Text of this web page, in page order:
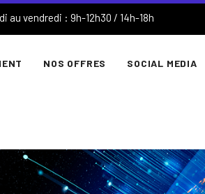
au vendredi : 9h-12h30 / 14h-18h
NOS OFFRES SOCIAL MEDIA